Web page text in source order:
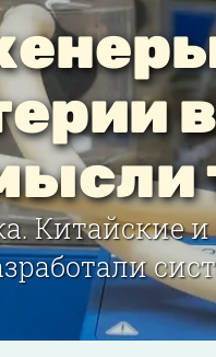
Китайские